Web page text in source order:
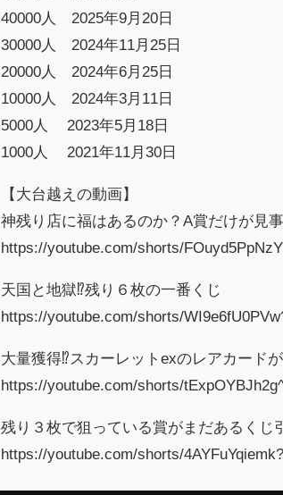
40000人 2025年9月20日
30000人 2024年11月25日
20000人 2024年6月25日
10000人 2024年3月11日
5000人 2023年5月18日
1000人 2021年11月30日
【大台越えの動画】
神残り店に福はあるのか？A賞だけが見
https://youtube.com/shorts/
天国と地獄⁉残り６枚の一番くじ
https://youtube.com/shorts/
大量獲得⁉スカーレットexのレアカード
https://youtube.com/shorts/
残り３枚で狙っている賞がまだあるくじ
https://youtube.com/shorts/